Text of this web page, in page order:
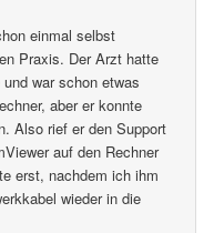
einmal selbst
Praxis. Der Arzt hatte
war schon etwas
aber er konnte
Also rief er den Support
auf den Rechner
erst, nachdem ich ihm
wieder in die